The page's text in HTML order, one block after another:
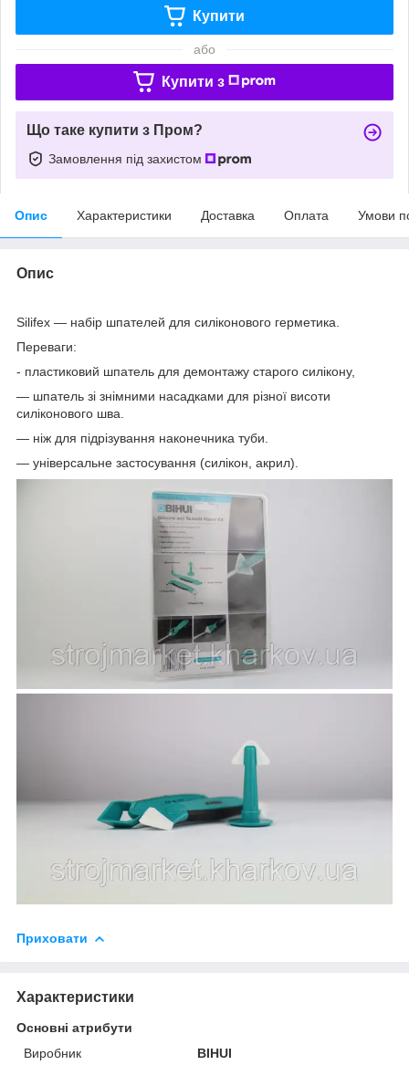
Купити
або
Купити з
Що таке купити з Пром?
Замовлення під захистом
Опис Характеристики Доставка Оплата Умови
Опис
Silifex — набір шпателей для силіконового герметика.
Переваги:
- пластиковий шпатель для демонтажу старого силікону,
— шпатель зі знімними насадками для різної висоти
силіконового шва.
— ніж для підрізування наконечника туби.
— універсальне застосування (силікон, акрил).
Приховати
Характеристики
Основні атрибути
Виробник
BIHUI